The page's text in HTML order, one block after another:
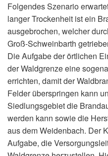
Folgendes Szenario
langer Trockenheit ist ein
ausgebrochen, welcher
Groß-Schweinbarth
Die Aufgabe der örtlichen
der Waldgrenze eine
errichten, damit der
Felder überspringen kann
Siedlungsgebiet die
werden kann sowie die
aus dem Weidenbach. Der
Aufgabe, die